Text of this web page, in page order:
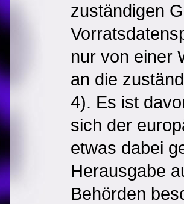
zuständigen
nur von einer
an die
4). Es ist
sich der
etwas dabei
Herausgabe
Behörden